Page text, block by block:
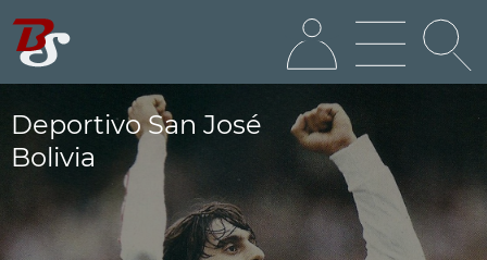
Deportivo San José
Bolivia